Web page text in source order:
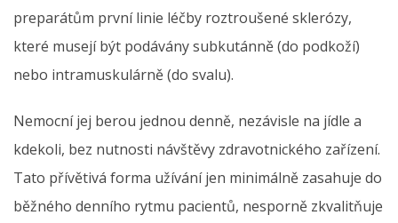
preparátům první linie léčby roztroušené sklerózy,
které musejí být podávány subkutánně (do podkoží)
nebo intramuskulárně (do svalu).
Nemocní jej berou jednou denně, nezávisle na jídle a
kdekoli, bez nutnosti návštěvy zdravotnického zařízení.
Tato přívětivá forma užívání jen minimálně zasahuje do
běžného denního rytmu pacientů, nesporně zkvalitňuje